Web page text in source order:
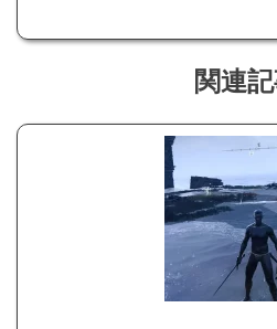
関連